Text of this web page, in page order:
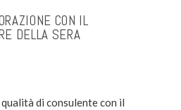
CON IL
DELLA SERA
di consulente con il